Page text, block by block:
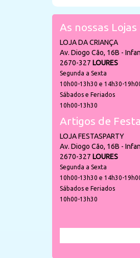
As nossas Lojas
LOJA DA CRIANÇA
Av. Diogo Cão, 16B -
2670-327 LOURES
Segunda a Sexta
10h00-13h30 e 14h30-
Sábados e Feriados
10h00-13h30
Artigos de Festa
LOJA FESTASPARTY
Av. Diogo Cão, 16B -
2670-327 LOURES
Segunda a Sexta
10h00-13h30 e 14h30-
Sábados e Feriados
10h00-13h30